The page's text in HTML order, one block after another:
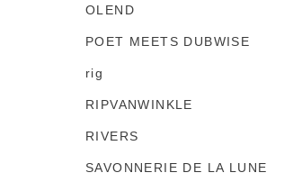
OLEND
POET MEETS DUBWISE
rig
RIPVANWINKLE
RIVERS
SAVONNERIE DE LA LUNE